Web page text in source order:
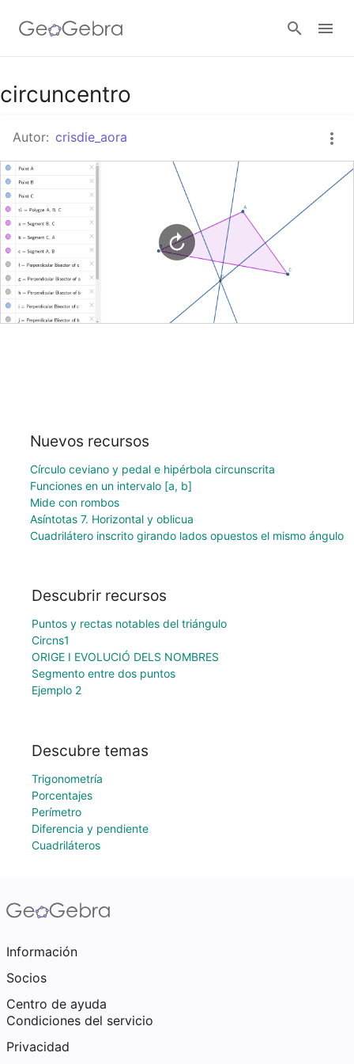
Google Classroom
GeoGebra Classroom
Abrir sesión
circuncentro
Autor: crisdie_aora
Nuevos recursos
Círculo ceviano y pedal e hipérbola circunscrita
Funciones en un intervalo [a, b]
Mide con rombos
Asíntotas 7. Horizontal y oblicua
Cuadrilátero inscrito girando lados opuestos el mismo ángulo
Descubrir recursos
Puntos y rectas notables del triángulo
Circns1
ORIGE I EVOLUCIÓ DELS NOMBRES
Segmento entre dos puntos
Ejemplo 2
Descubre temas
Trigonometría
Porcentajes
Perímetro
Diferencia y pendiente
Cuadriláteros
Información
Socios
Centro de ayuda
Condiciones del servicio
Privacidad